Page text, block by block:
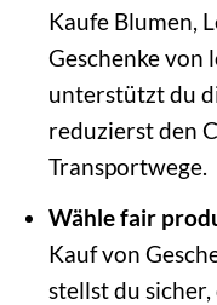
Kaufe Blumen,
Geschenke von
unterstützt du
reduzierst den
Transportwege.
Wähle fair
Kauf von
stellst du